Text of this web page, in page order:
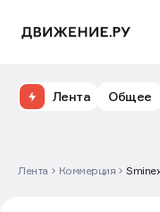
Лента Общее
Лента Коммерция